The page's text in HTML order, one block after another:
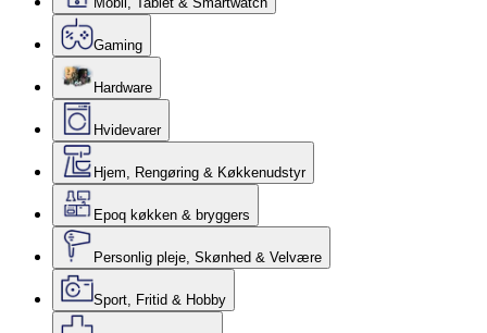
Gaming
Hardware
Hvidevarer
Hjem, Rengøring & Køkkenudstyr
Epoq køkken & bryggers
Personlig pleje, Skønhed & Velvære
Sport, Fritid & Hobby